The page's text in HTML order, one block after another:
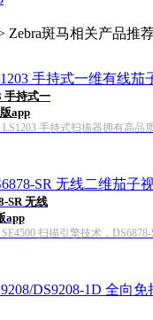
Zebra斑马相关产品推
手持式一
app
LS1203 手持式扫描器拥有高
SR 无线
app
扫描引擎技术，